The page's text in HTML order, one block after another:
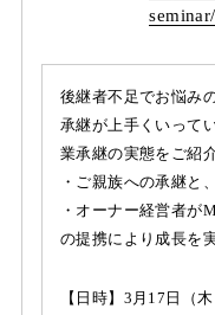
seminar/
後継者不足でお悩み
承継が上手くいって
業承継の実態をご紹
・ご親族への承継と
・オーナー経営者が
の提携により成長を
【日時】3月17日（